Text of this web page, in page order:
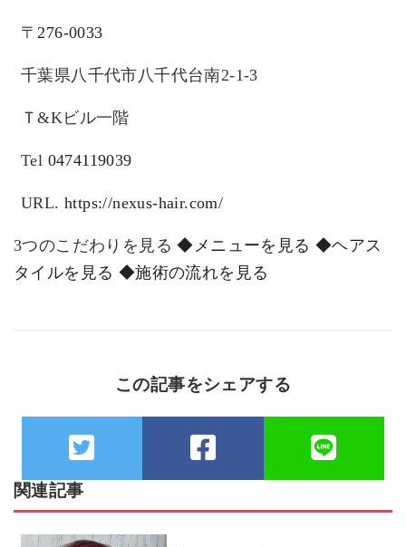
〒276-0033
千葉県八千代市八千代台南2-1-3
Ｔ&Kビル一階
Tel 0474119039
URL. https://nexus-hair.com/
3つのこだわりを見る ◆メニューを見る ◆ヘアス
タイルを見る ◆施術の流れを見る
この記事をシェアする
関連記事